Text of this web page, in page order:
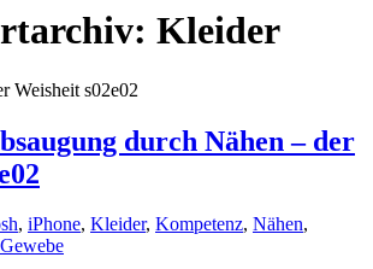
Kleider
durch Nähen – der
, iPhone, Kleider, Kompetenz, Nähen,